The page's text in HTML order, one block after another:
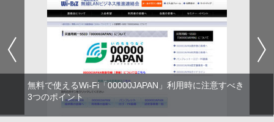
無料で使えるWi-Fi「00000JAPAN」利用時に注意すべき
3つのポイント